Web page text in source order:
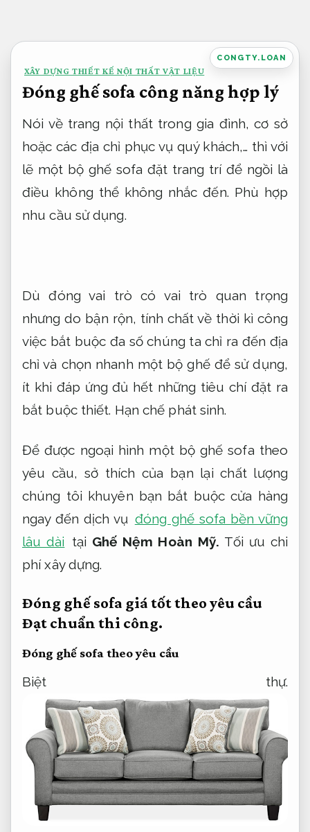
nội
dung
CONGTY.LOAN
XÂY DỰNG THIẾT KẾ NỘI THẤT VẬT LIỆU
Đóng ghế sofa công năng hợp lý
Nói về trang nội thất trong gia đình, cơ sở
hoặc các địa chỉ phục vụ quý khách,… thì với
lẽ một bộ ghế sofa đặt trang trí để ngồi là
điều không thể không nhắc đến. Phù hợp
nhu cầu sử dụng.
Dù đóng vai trò có vai trò quan trọng
nhưng do bận rộn, tính chất về thời kì công
việc bắt buộc đa số chúng ta chỉ ra đến địa
chỉ và chọn nhanh một bộ ghế để sử dụng,
ít khi đáp ứng đủ hết những tiêu chí đặt ra
bắt buộc thiết. Hạn chế phát sinh.
Để được ngoại hình một bộ ghế sofa theo
yêu cầu, sở thích của bạn lại chất lượng
chúng tôi khuyên bạn bắt buộc cửa hàng
ngay đến dịch vụ đóng ghế sofa bền vững
lâu dài tại Ghế Nệm Hoàn Mỹ. Tối ưu chi
phí xây dựng.
Đóng ghế sofa giá tốt theo yêu cầu
Đạt chuẩn thi công.
Đóng ghế sofa theo yêu cầu
Biệt thự.